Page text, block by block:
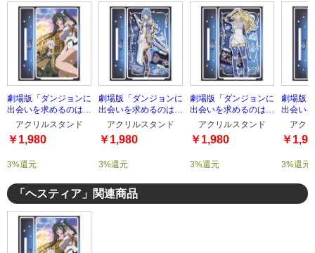
劇場版「ダンジョンに
出会いを求めるのは間
違っているだろうか」
ル&ヘスティア」
アクリルスタンド
￥1,980
3%還元
劇場版「ダンジョンに
出会いを求めるのは間
違っているだろうか」
ルテミス」
アクリルスタンド
￥1,980
3%還元
劇場版「ダンジョンに
出会いを求めるのは間
違っているだろうか」
イズ」
アクリルスタンド
￥1,980
3%還元
劇場版
出会い
違って
リ」
アク
￥
3%還元
「ヘスティア」関連商品